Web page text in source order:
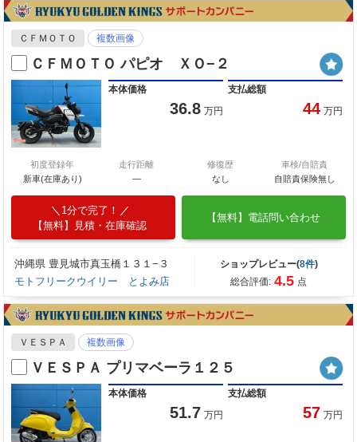
ＣＦＭＯＴＯ 複数画像
ＣＦＭＯＴＯ パピオ ＸＯ−２
本体価格
36.8 万円
支払総額
44 万円
初度登録年
新車(在庫あり)
走行距離
―
修復歴
なし
車検/自賠責
自賠責保険無し
1分で完了！
【無料】見積・在庫確認
【無料】電話問い合わせ
沖縄県 豊見城市真玉橋１３１−３
モトフリークウイリー とよみ店
ショップレビュー(8件)
総合評価: 4.5 点
ＶＥＳＰＡ 複数画像
ＶＥＳＰＡ プリマベーラ１２５
本体価格
51.7 万円
支払総額
57 万円